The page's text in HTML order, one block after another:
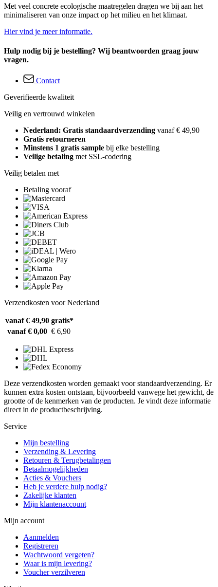
Met veel concrete ecologische maatregelen dragen we bij aan het
minimaliseren van onze impact op het milieu en het klimaat.
Hier vind je meer informatie.
Hulp nodig bij je bestelling? Wij beantwoorden graag jouw
vragen.
Contact
Geverifieerde kwaliteit
Veilig en vertrouwd winkelen
Nederland: Gratis standaardverzending vanaf € 49,90
Gratis retourneren
Minstens 1 gratis sample bij elke bestelling
Veilige betaling met SSL-codering
Veilig betalen met
Betaling vooraf
Verzendkosten voor Nederland
vanaf € 49,90 gratis*
vanaf € 0,00 € 6,90
Deze verzendkosten worden gemaakt voor standaardverzending. Er
kunnen extra kosten ontstaan, bijvoorbeeld vanwege het gewicht, de
grootte of de kenmerken van de producten. Je vindt deze informatie
direct in de productbeschrijving.
Service
Mijn bestelling
Verzending & Levering
Retouren & Terugbetalingen
Betaalmogelijkheden
Acties & Vouchers
Heb je verdere hulp nodig?
Zakelijke klanten
Mijn klantenaccount
Mijn account
Aanmelden
Registreren
Wachtwoord vergeten?
Waar is mijn levering?
Voucher verzilveren